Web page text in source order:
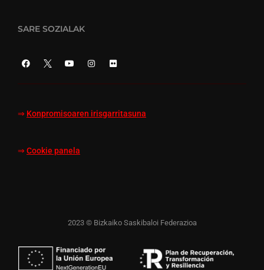
SARE SOZIALAK
⇒ Konpromisoaren irisgarritasuna
⇒ Cookie panela
2023 © Bizkaiko Saskibaloi Federazioa